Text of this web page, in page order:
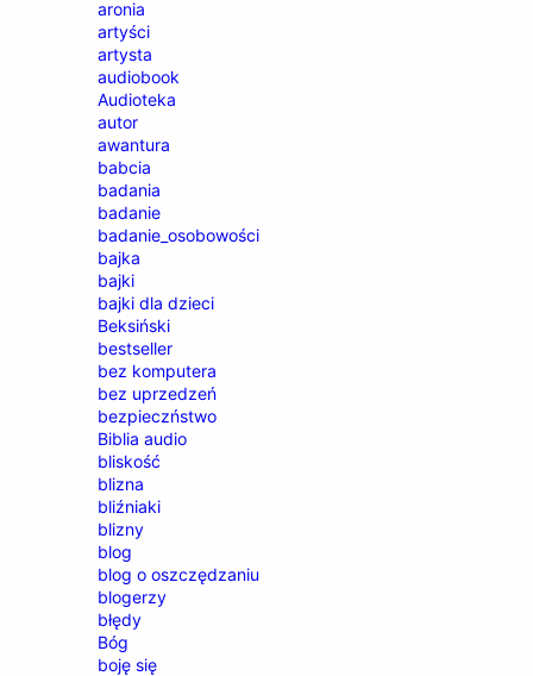
aronia
artyści
artysta
audiobook
Audioteka
autor
awantura
babcia
badania
badanie
badanie_osobowości
bajka
bajki
bajki dla dzieci
Beksiński
bestseller
bez komputera
bez uprzedzeń
bezpieczństwo
Biblia audio
bliskość
blizna
bliźniaki
blizny
blog
blog o oszczędzaniu
blogerzy
błędy
Bóg
boję się